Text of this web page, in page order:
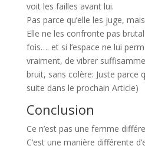
voit les failles avant lui.
Pas parce qu’elle les juge,
Elle ne les confronte pas
fois…. et si l’espace ne lui
vraiment, de vibrer
bruit, sans colère: Juste parce
suite dans le prochain Article)
Conclusion
Ce n’est pas une femme
C’est une manière différente